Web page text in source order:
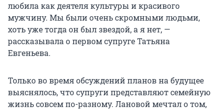
любила как деятеля культуры и красивого
мужчину. Мы были очень скромными людьми,
хоть уже тогда он был звездой, а я нет, —
рассказывала о первом супруге Татьяна
Евгеньева.
Только во время обсуждений планов на будущее
выяснялось, что супруги представляют семейную
жизнь совсем по-разному. Лановой мечтал о том,